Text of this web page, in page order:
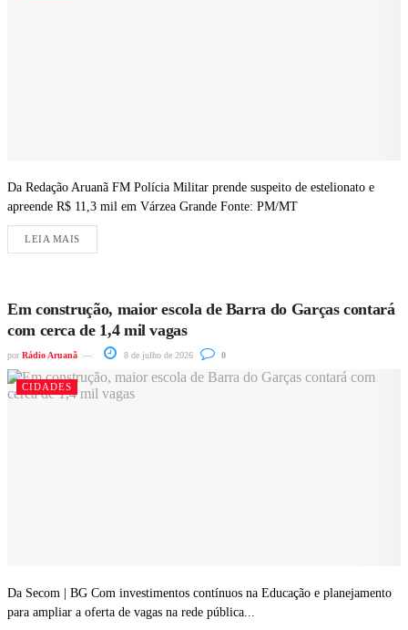
Da Redação Aruanã FM Polícia Militar prende suspeito de estelionato e
apreende R$ 11,3 mil em Várzea Grande Fonte: PM/MT
LEIA MAIS
Em construção, maior escola de Barra do Garças contará
com cerca de 1,4 mil vagas
por Rádio Aruanã 8 de julho de 2026 0
CIDADES
Da Secom | BG Com investimentos contínuos na Educação e planejamento
para ampliar a oferta de vagas na rede pública...